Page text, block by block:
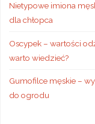
Nietypowe imiona
dla chłopca
Oscypek – wartości
warto wiedzieć?
Gumofilce męskie –
do ogrodu